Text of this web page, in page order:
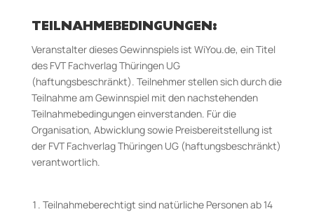
TEILNAHMEBEDINGUNGEN:
Veranstalter dieses Gewinnspiels ist WiYou.de, ein Titel
des FVT Fachverlag Thüringen UG
(haftungsbeschränkt). Teilnehmer stellen sich durch die
Teilnahme am Gewinnspiel mit den nachstehenden
Teilnahmebedingungen einverstanden. Für die
Organisation, Abwicklung sowie Preisbereitstellung ist
der FVT Fachverlag Thüringen UG (haftungsbeschränkt)
verantwortlich.
Teilnahmeberechtigt sind natürliche Personen ab 14